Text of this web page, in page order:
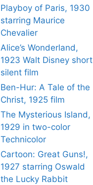
Playboy of Paris, 1930
starring Maurice
Chevalier
Alice’s Wonderland,
1923 Walt Disney short
silent film
Ben-Hur: A Tale of the
Christ, 1925 film
The Mysterious Island,
1929 in two-color
Technicolor
Cartoon: Great Guns!,
1927 starring Oswald
the Lucky Rabbit